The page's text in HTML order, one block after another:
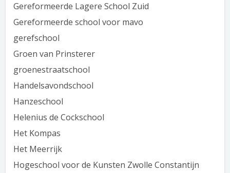
Gereformeerde Lagere School Zuid
Gereformeerde school voor mavo
gerefschool
Groen van Prinsterer
groenestraatschool
Handelsavondschool
Hanzeschool
Helenius de Cockschool
Het Kompas
Het Meerrijk
Hogeschool voor de Kunsten Zwolle Constantijn